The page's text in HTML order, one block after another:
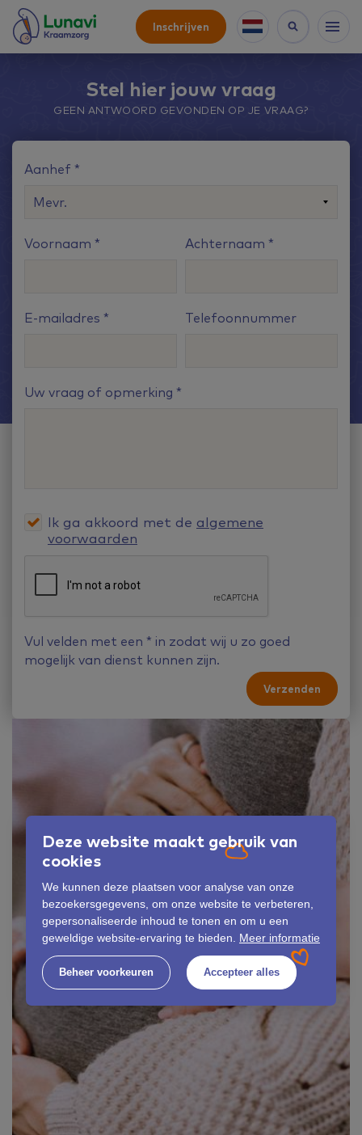
Deze website maakt gebruik van
cookies
We kunnen deze plaatsen voor analyse van onze
bezoekersgegevens, om onze website te verbeteren,
gepersonaliseerde inhoud te tonen en om u een
geweldige website-ervaring te bieden. Meer informatie
Beheer voorkeuren Accepteer alles
Inschrijven
Stel hier jouw vraag
GEEN ANTWOORD GEVONDEN OP JE VRAAG?
Aanhef
Voornaam Achternaam
E-mailadres Telefoonnummer
Uw vraag of opmerking
Ik ga akkoord met de algemene
voorwaarden
Vul velden met een * in zodat wij u zo goed
mogelijk van dienst kunnen zijn.
Verzenden